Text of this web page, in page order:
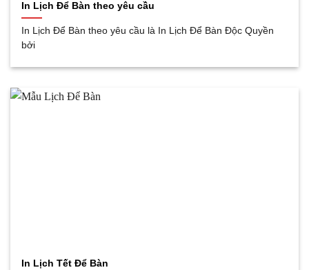
In Lịch Để Bàn theo yêu cầu
In Lịch Để Bàn theo yêu cầu là In Lịch Để Bàn Độc Quyền
bởi
In Lịch Tết Để Bàn